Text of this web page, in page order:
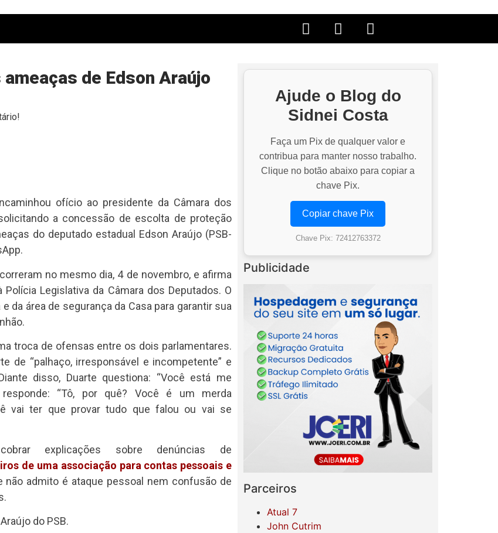
de Edson Araújo
ofício ao presidente da Câmara dos
a concessão de escolta de proteção
do deputado estadual Edson Araújo (PSB-
no mesmo dia, 4 de novembro, e afirma
Legislativa da Câmara dos Deputados. O
da área de segurança da Casa para garantir sua
troca de ofensas entre os dois parlamentares.
de “palhaço, irresponsável e incompetente” e
disso, Duarte questiona: “Você está me
“Tô, por quê? Você é um merda
vai ter que provar tudo que falou ou vai se
explicações sobre denúncias de
de uma associação para contas pessoais e
não admito é ataque pessoal nem confusão de
do PSB.
Ajude o Blog do
Sidnei Costa
Faça um Pix de qualquer valor e
contribua para manter nosso trabalho.
Clique no botão abaixo para copiar a
chave Pix.
Copiar chave Pix
Chave Pix: 72412763372
Publicidade
Parceiros
Atual 7
John Cutrim